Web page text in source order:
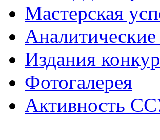
Мастерская
Издания
Фотогалерея
Активность